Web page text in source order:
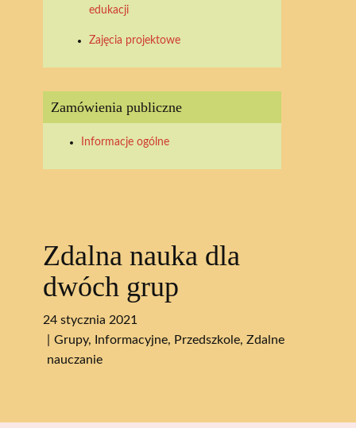
edukacji
Zajęcia projektowe
Zamówienia publiczne
Informacje ogólne
Zdalna nauka dla
dwóch grup
24 stycznia 2021
Grupy, Informacyjne, Przedszkole, Zdalne
nauczanie